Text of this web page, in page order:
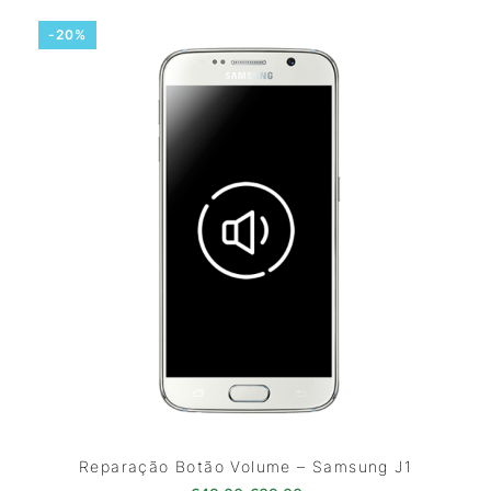
-20%
Reparação Botão Volume – Samsung J1